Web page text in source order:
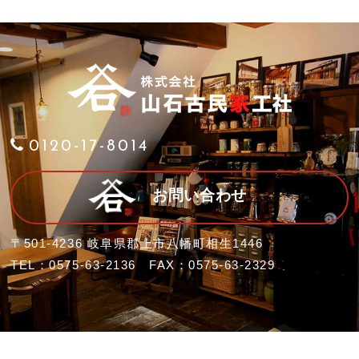
0120-17-8014
お問い合わせ
〒501-4236 岐阜県郡上市八幡町相生1446
TEL：0575-63-2136 FAX：0575-63-2329